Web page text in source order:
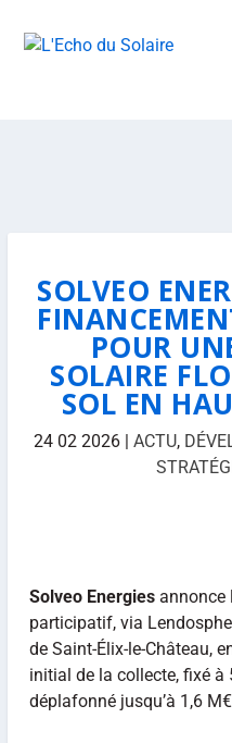
SOLVEO
POUR
SOLAIRE
SOL EN
24 02 2026| ACTU,
Solveo Energiesannonce
participatif, via
de Saint-Élix-le-Château,
initial de la collecte, fixé à
déplafonné jusqu’à 1,6